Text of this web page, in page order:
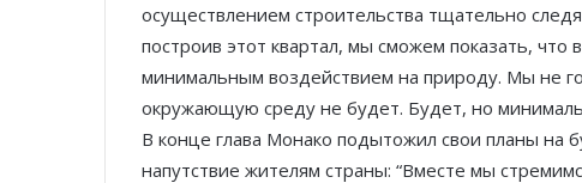
осуществлением строительства тщательно
построив этот квартал, мы сможем показать,
минимальным воздействием на природу. Мы не
окружающую среду не будет. Будет, но
В конце глава Монако подытожил свои планы
напутствие жителям страны: “Вместе мы